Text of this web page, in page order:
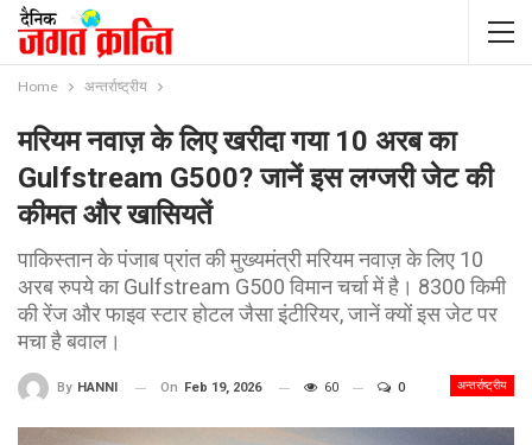
Home अन्तर्राष्ट्रीय
मरियम नवाज़ के लिए खरीदा गया 10 अरब का
Gulfstream G500? जानें इस लग्जरी जेट की
कीमत और खासियतें
पाकिस्तान के पंजाब प्रांत की मुख्यमंत्री मरियम नवाज़ के लिए 10
अरब रुपये का Gulfstream G500 विमान चर्चा में है। 8300 किमी
की रेंज और फाइव स्टार होटल जैसा इंटीरियर, जानें क्यों इस जेट पर
मचा है बवाल।
अन्तर्राष्ट्रीय
By HANNI On Feb 19, 2026 60 0